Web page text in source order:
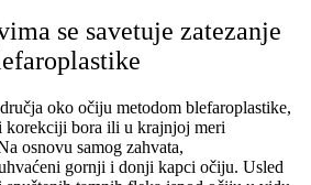
se savetuje zatezanje
oko očiju metodom blefaroplastike,
korekciji bora ili u krajnjoj meri
osnovu samog zahvata,
gornji i donji kapci očiju. Usled